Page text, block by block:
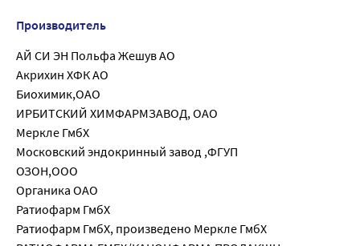
Производитель
АЙ СИ ЭН Польфа Жешув АО
Акрихин ХФК АО
Биохимик,ОАО
ИРБИТСКИЙ ХИМФАРМЗАВОД, ОАО
Меркле ГмбХ
Московский эндокринный завод ,ФГУП
ОЗОН,ООО
Органика ОАО
Ратиофарм ГмбХ
Ратиофарм ГмбХ, произведено Меркле ГмбХ